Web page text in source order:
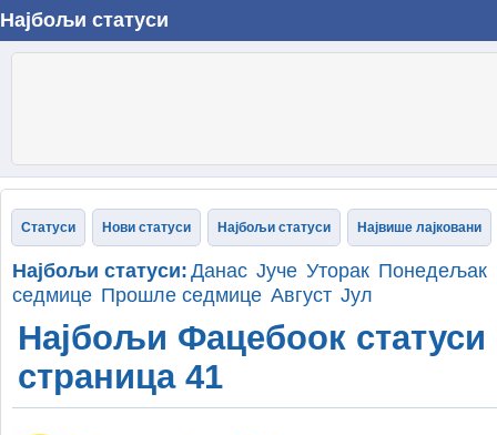
Најбољи статуси
Статуси Нови статуси Најбољи статуси Највише лајковани
Најбољи статуси:Данас Јуче Уторак Понедељак
седмице Прошле седмице Август Јул
Најбољи Фацебоок статуси
страница 41